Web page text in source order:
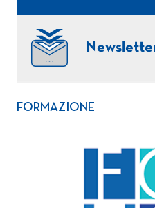
FORMAZIONE